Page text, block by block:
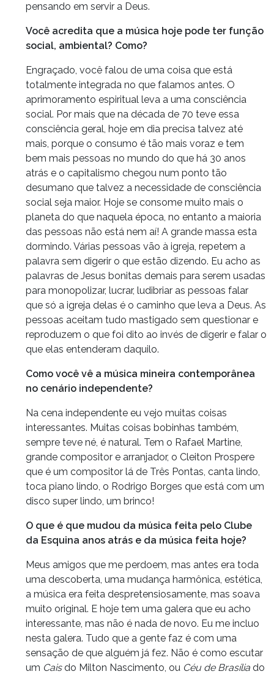
pensando em servir a Deus.
Você acredita que a música hoje pode ter função
social, ambiental? Como?
Engraçado, você falou de uma coisa que está
totalmente integrada no que falamos antes. O
aprimoramento espiritual leva a uma consciência
social. Por mais que na década de 70 teve essa
consciência geral, hoje em dia precisa talvez até
mais, porque o consumo é tão mais voraz e tem
bem mais pessoas no mundo do que há 30 anos
atrás e o capitalismo chegou num ponto tão
desumano que talvez a necessidade de consciência
social seja maior. Hoje se consome muito mais o
planeta do que naquela época, no entanto a maioria
das pessoas não está nem aí! A grande massa esta
dormindo. Várias pessoas vão à igreja, repetem a
palavra sem digerir o que estão dizendo. Eu acho as
palavras de Jesus bonitas demais para serem usadas
para monopolizar, lucrar, ludibriar as pessoas falar
que só a igreja delas é o caminho que leva a Deus. As
pessoas aceitam tudo mastigado sem questionar e
reproduzem o que foi dito ao invés de digerir e falar o
que elas entenderam daquilo.
Como você vê a música mineira contemporânea
no cenário independente?
Na cena independente eu vejo muitas coisas
interessantes. Muitas coisas bobinhas também,
sempre teve né, é natural. Tem o Rafael Martine,
grande compositor e arranjador, o Cleiton Prospere
que é um compositor lá de Três Pontas, canta lindo,
toca piano lindo, o Rodrigo Borges que está com um
disco super lindo, um brinco!
O que é que mudou da música feita pelo Clube
da Esquina anos atrás e da música feita hoje?
Meus amigos que me perdoem, mas antes era toda
uma descoberta, uma mudança harmônica, estética,
a música era feita despretensiosamente, mas soava
muito original. E hoje tem uma galera que eu acho
interessante, mas não é nada de novo. Eu me incluo
nesta galera. Tudo que a gente faz é com uma
sensação de que alguém já fez. Não é como escutar
um Caisdo Milton Nascimento, ou Céu de Brasília do